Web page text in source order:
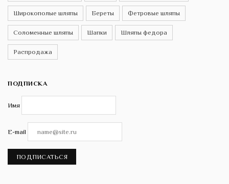
Широкополые шляпы Береты Фетровые шляпы
Соломенные шляпы Шапки Шляпы федора
Распродажа
ПОДПИСКА
Имя
E-mail
ПОДПИСАТЬСЯ